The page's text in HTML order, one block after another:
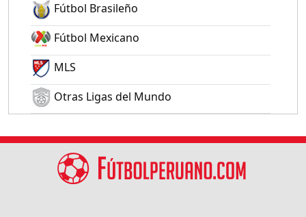
Fútbol Brasileño
Fútbol Mexicano
MLS
Otras Ligas del Mundo